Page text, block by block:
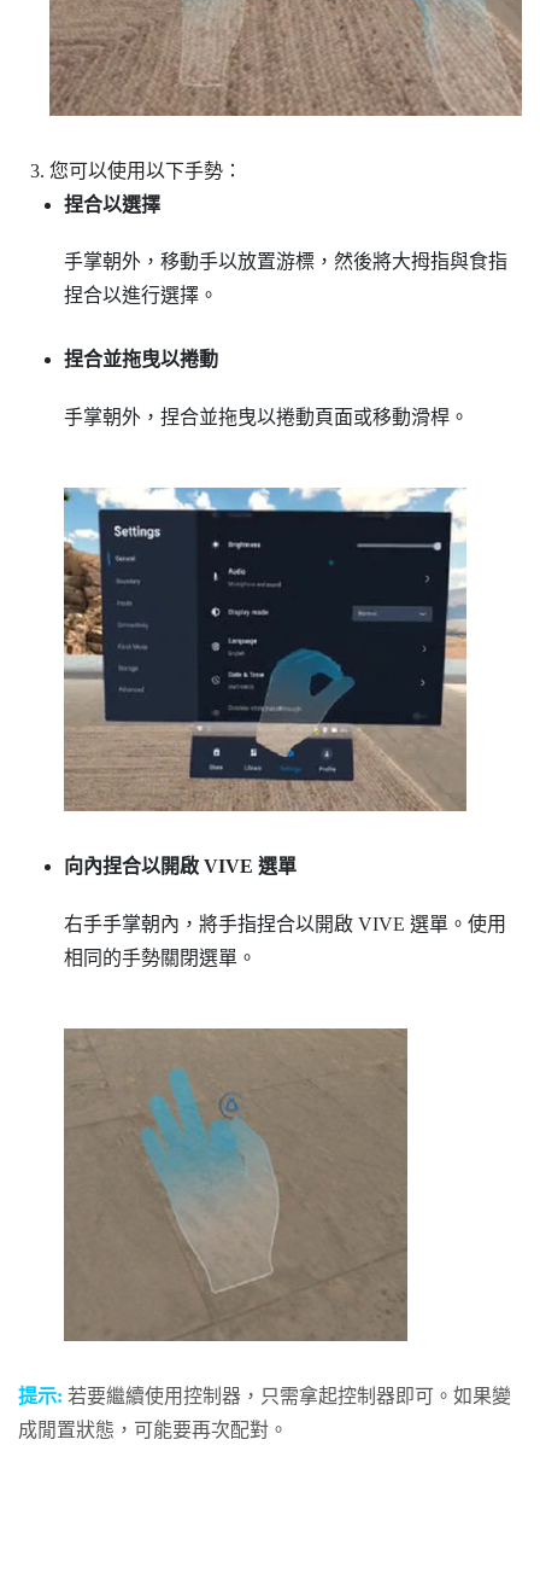
您可以使用以下手勢：
捏合以選擇
手掌朝外，移動手以放置游標，然後將大拇指與食指
捏合以進行選擇。
捏合並拖曳以捲動
手掌朝外，捏合並拖曳以捲動頁面或移動滑桿。
向內捏合以開啟VIVE 選單
右手手掌朝內，將手指捏合以開啟VIVE 選單 。使用
相同的手勢關閉選單。
提示: 若要繼續使用控制器，只需拿起控制器即可。如果變
成閒置狀態，可能要再次配對。